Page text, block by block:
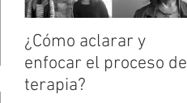
¿Cómo aclarar y
enfocar el proceso de
terapia?